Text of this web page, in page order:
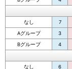
なし
7
Aグループ
3
Bグループ
4
なし
6